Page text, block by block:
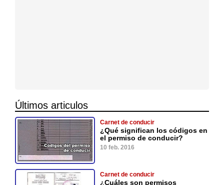
Últimos articulos
Carnet de conducir
¿Qué significan los códigos en
el permiso de conducir?
10 feb. 2016
Carnet de conducir
¿Cuáles son permisos